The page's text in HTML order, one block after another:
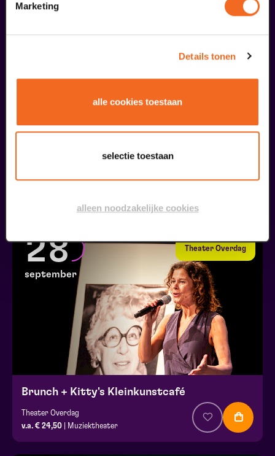
Marketing
Details tonen
alle cookies toestaan
selectie toestaan
alleen noodzakelijke cookies
09
Theater Overdag
28
september
Brunch + Kitty's Kleinkunstcafé
Theater Overdag
v.a. € 24,50 | Muziektheater